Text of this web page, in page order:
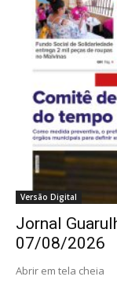
Versão Digital
Jornal
07/08/2026
Abrir em tela cheia